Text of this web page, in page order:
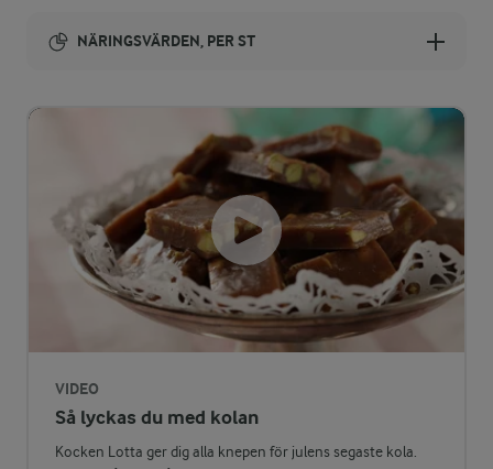
NÄRINGSVÄRDEN, PER ST
ENERGIDISTRIBUTION %
NÄRINGSVÄRDEN PER ST
Fiber:
-
0,2 g
Fett:
52,1 %
3,7 g
VIDEO
Så lyckas du med kolan
Kocken Lotta ger dig alla knepen för julens segaste kola.